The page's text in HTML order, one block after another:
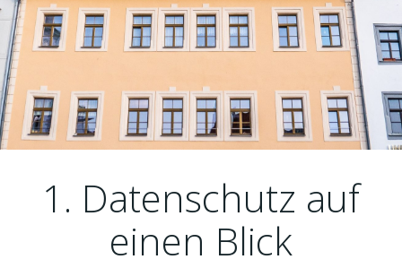
1. Datenschutz auf
einen Blick